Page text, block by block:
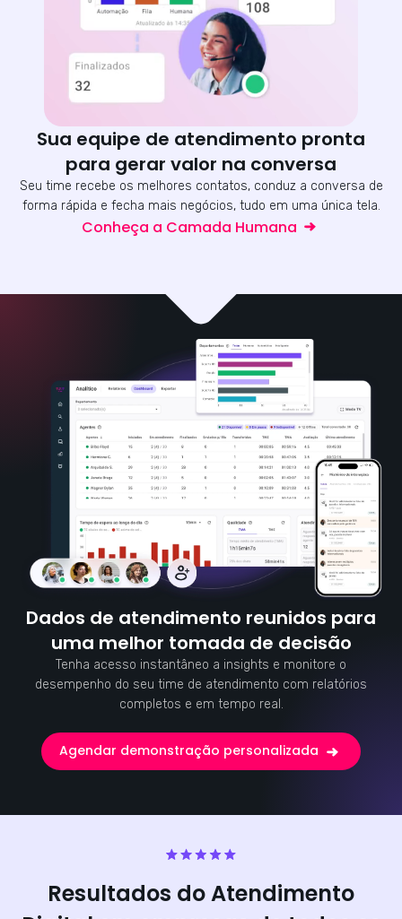
Sua equipe de atendimento pronta
para gerar valor na conversa
Seu time recebe os melhores contatos, conduz a conversa de
forma rápida e fecha mais negócios, tudo em uma única tela.
Conheça a Camada Humana
Dados de atendimento reunidos para
uma melhor tomada de decisão
Tenha acesso instantâneo a insights e monitore o
desempenho do seu time de atendimento com relatórios
completos e em tempo real.
Agendar demonstração personalizada
Resultados do Atendimento